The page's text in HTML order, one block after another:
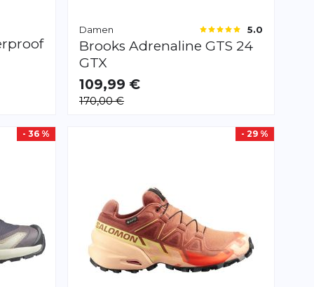
Damen 5.0
Brooks Adrenaline GTS 24
GTX
VERFÜGBAR
35.536.036.5
109,99 €
170,00 €
- 36 % - 29 %